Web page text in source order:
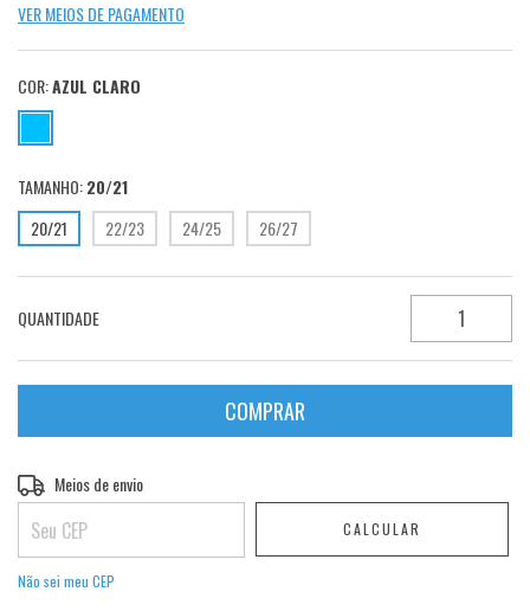
VER MEIOS DE PAGAMENTO
COR:AZUL CLARO
TAMANHO:20/21
20/21
22/23 24/25 26/27
QUANTIDADE
Entregas para o CEP:
Meios de envio
CALCULAR
Não sei meu CEP